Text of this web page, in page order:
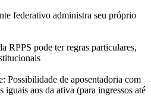
federativo administra seu próprio
RPPS pode ter regras particulares,
Possibilidade de aposentadoria com
iguais aos da ativa (para ingressos até